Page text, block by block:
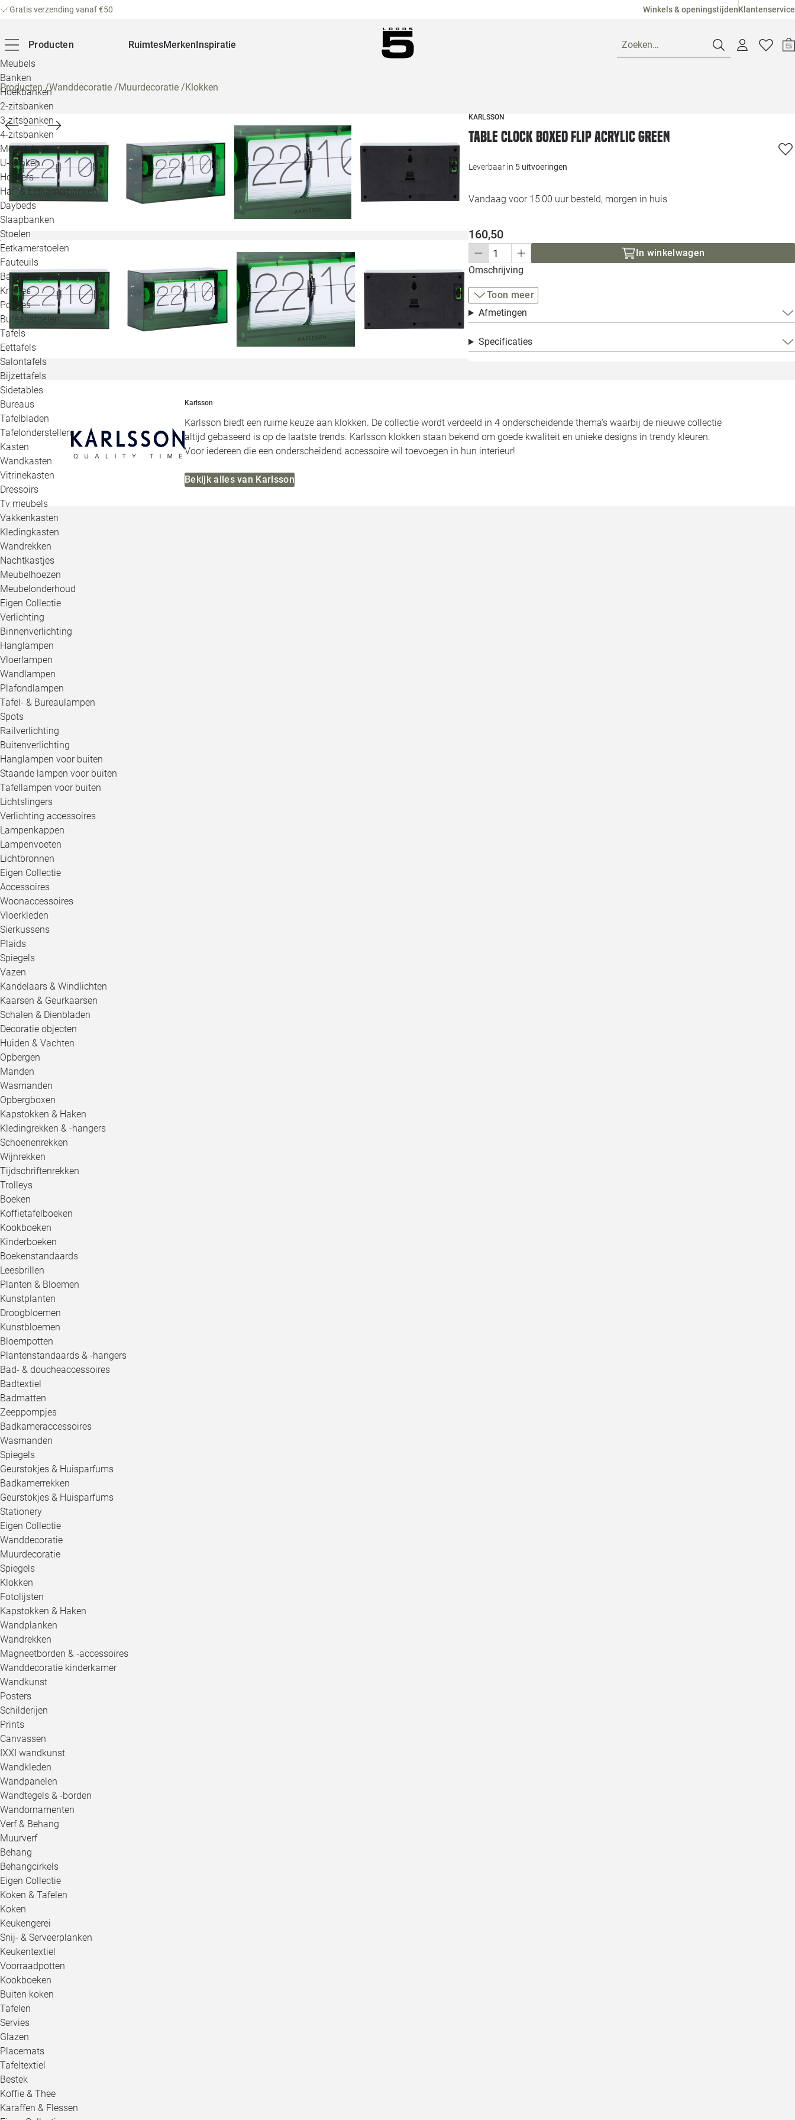
Gratis verzending vanaf €50 Winkels & openingstijdenKlantenservice
Producten
Meubels
Banken
Hoekbanken
2-zitsbanken
3-zitsbanken
4-zitsbanken
Modulaire banken
U-banken
Hockers
Hal- & Eetkamerbanken
Daybeds
Slaapbanken
Stoelen
Eetkamerstoelen
Fauteuils
Barkrukken & -stoelen
Krukjes
Poefjes
Bureaustoelen
Tafels
Eettafels
Salontafels
Bijzettafels
Sidetables
Bureaus
Tafelbladen
Tafelonderstellen
Kasten
Wandkasten
Vitrinekasten
Dressoirs
Tv meubels
Vakkenkasten
Kledingkasten
Wandrekken
Nachtkastjes
Meubelhoezen
Meubelonderhoud
Eigen Collectie
Verlichting
Binnenverlichting
Hanglampen
Vloerlampen
Wandlampen
Plafondlampen
Tafel- & Bureaulampen
Spots
Railverlichting
Buitenverlichting
Hanglampen voor buiten
Staande lampen voor buiten
Tafellampen voor buiten
Lichtslingers
Verlichting accessoires
Lampenkappen
Lampenvoeten
Lichtbronnen
Eigen Collectie
Accessoires
Woonaccessoires
Vloerkleden
Sierkussens
Plaids
Spiegels
Vazen
Kandelaars & Windlichten
Kaarsen & Geurkaarsen
Schalen & Dienbladen
Decoratie objecten
Huiden & Vachten
Opbergen
Manden
Wasmanden
Opbergboxen
Kapstokken & Haken
Kledingrekken & -hangers
Schoenenrekken
Wijnrekken
Tijdschriftenrekken
Trolleys
Boeken
Koffietafelboeken
Kookboeken
Kinderboeken
Boekenstandaards
Leesbrillen
Planten & Bloemen
Kunstplanten
Droogbloemen
Kunstbloemen
Bloempotten
Plantenstandaards & -hangers
Bad- & doucheaccessoires
Badtextiel
Badmatten
Zeeppompjes
Badkameraccessoires
Wasmanden
Spiegels
Geurstokjes & Huisparfums
Badkamerrekken
Geurstokjes & Huisparfums
Stationery
Eigen Collectie
Wanddecoratie
Muurdecoratie
Spiegels
Klokken
Fotolijsten
Kapstokken & Haken
Wandplanken
Wandrekken
Magneetborden & -accessoires
Wanddecoratie kinderkamer
Wandkunst
Posters
Schilderijen
Prints
Canvassen
IXXI wandkunst
Wandkleden
Wandpanelen
Wandtegels & -borden
Wandornamenten
Verf & Behang
Muurverf
Behang
Behangcirkels
Eigen Collectie
Koken & Tafelen
Koken
Keukengerei
Snij- & Serveerplanken
Keukentextiel
Voorraadpotten
Kookboeken
Buiten koken
Tafelen
Servies
Glazen
Placemats
Tafeltextiel
Bestek
Koffie & Thee
Karaffen & Flessen
RuimtesMerkenInspiratie Zoeken…
Pagina suggesties
Klantenservice
Loods 5
Loods 5
Alle
Producten/Wanddecoratie /Muurdecoratie /Klokken
KARLSSON
Table clock Boxed Flip acrylic green
Leverbaar in 5 uitvoeringen
Vandaag voor 15:00 uur besteld, morgen in huis
160,50
In winkelwagen
Omschrijving
Toon meer
Afmetingen
Specificaties
Karlsson
Karlsson biedt een ruime keuze aan klokken. De collectie wordt verdeeld in 4 onderscheidende thema’s waarbij de nieuwe collectie
altijd gebaseerd is op de laatste trends. Karlsson klokken staan bekend om goede kwaliteit en unieke designs in trendy kleuren.
Voor iedereen die een onderscheidend accessoire wil toevoegen in hun interieur!
Bekijk alles van Karlsson